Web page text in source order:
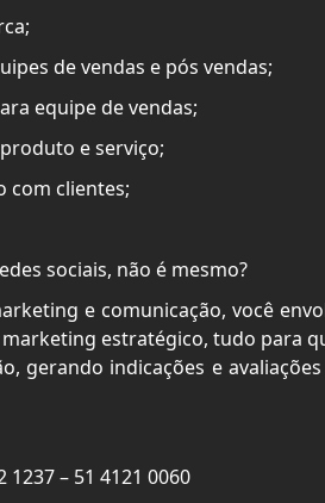
de vendas e pós vendas;
equipe de vendas;
e serviço;
com clientes;
sociais, não é mesmo?
e comunicação, você
estratégico, tudo para
gerando indicações e
1237 – 51 4121 0060